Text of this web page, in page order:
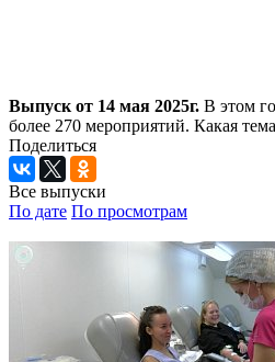
Выпуск от 14 мая 2025г. В этом
более 270 мероприятий. Какая
Поделиться
Все выпуски
По дате По просмотрам